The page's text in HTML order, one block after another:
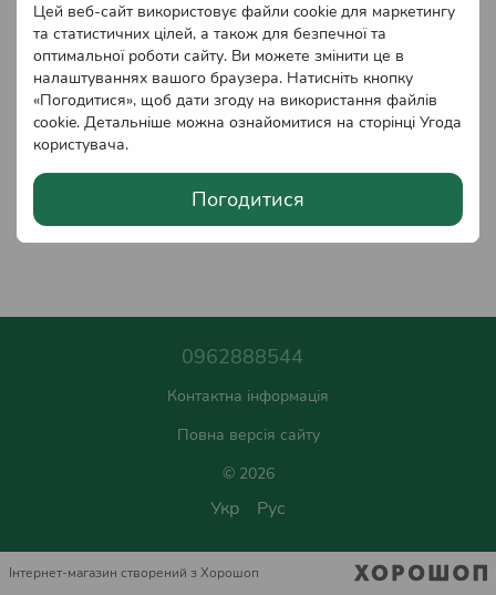
Цей веб-сайт використовує файли cookie для маркетингу
та статистичних цілей, а також для безпечної та
оптимальної роботи сайту. Ви можете змінити це в
налаштуваннях вашого браузера. Натисніть кнопку
«Погодитися», щоб дати згоду на використання файлів
cookie. Детальніше можна ознайомитися на сторінці Угода
користувача.
Погодитися
0962888544
Контактна інформація
Повна версія сайту
© 2026
Укр Рус
Інтернет-магазин створений з Хорошоп